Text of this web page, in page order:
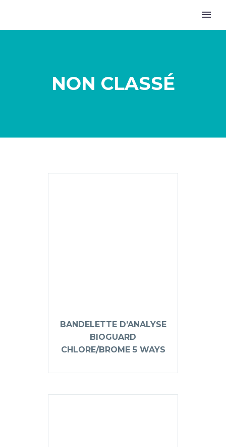
NON CLASSÉ
BANDELETTE D’ANALYSE
BIOGUARD
CHLORE/BROME 5 WAYS